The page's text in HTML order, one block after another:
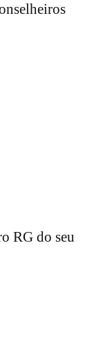
RG do seu